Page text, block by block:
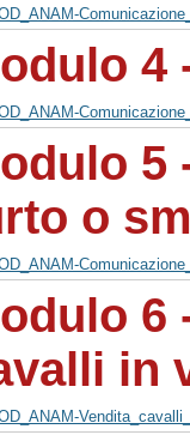
4
5
o
6
in